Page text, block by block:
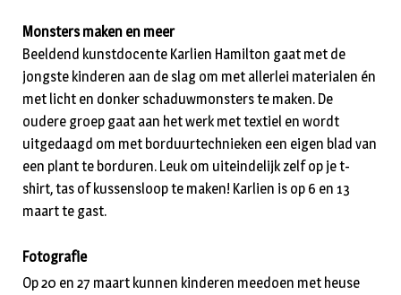
Monsters maken en meer
Beeldend kunstdocente Karlien Hamilton gaat met de
jongste kinderen aan de slag om met allerlei materialen én
met licht en donker schaduwmonsters te maken. De
oudere groep gaat aan het werk met textiel en wordt
uitgedaagd om met borduurtechnieken een eigen blad van
een plant te borduren. Leuk om uiteindelijk zelf op je t-
shirt, tas of kussensloop te maken! Karlien is op 6 en 13
maart te gast.
Fotografie
Op 20 en 27 maart kunnen kinderen meedoen met heuse